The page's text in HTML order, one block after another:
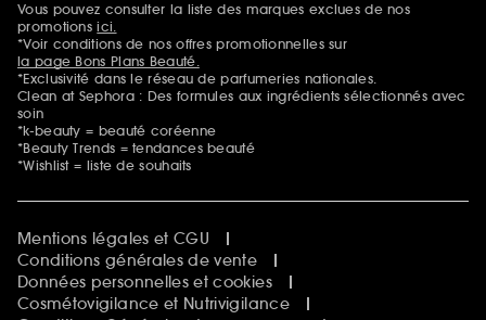
Mentions additionnelles
Vous pouvez consulter la liste des marques exclues de nos
promotionsici.
*Voir conditions de nos offres promotionnelles sur
la page Bons Plans Beauté.
*Exclusivité dans le réseau de parfumeries nationales.
Clean at Sephora : Des formules aux ingrédients sélectionnés avec
soin
*k-beauty = beauté coréenne
*Beauty Trends = tendances beauté
*Wishlist = liste de souhaits
Mentions légales et CGU
Conditions générales de vente
Données personnelles et cookies
Cosmétovigilance et Nutrivigilance